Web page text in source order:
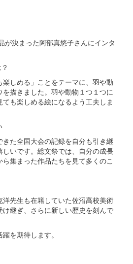
が決まった阿部真悠子さんにインタ
楽しめる」ことをテーマに、羽や動
描きました。羽や動物１つ１つに
も楽しめる絵になるよう工夫しま
きた全国大会の記録を自分も引き継
しいです。総文祭では、自分の成長
集まった作品たちを見て多くのこ
先生も在籍していた佐沼高校美術
継ぎ、さらに新しい歴史を刻んで
を期待します。